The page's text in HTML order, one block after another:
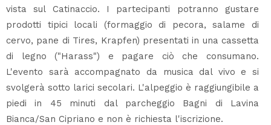
vista sul Catinaccio. I partecipanti potranno gustare
prodotti tipici locali (formaggio di pecora, salame di
cervo, pane di Tires, Krapfen) presentati in una cassetta
di legno ("Harass") e pagare ciò che consumano.
L'evento sarà accompagnato da musica dal vivo e si
svolgerà sotto larici secolari. L'alpeggio è raggiungibile a
piedi in 45 minuti dal parcheggio Bagni di Lavina
Bianca/San Cipriano e non è richiesta l'iscrizione.